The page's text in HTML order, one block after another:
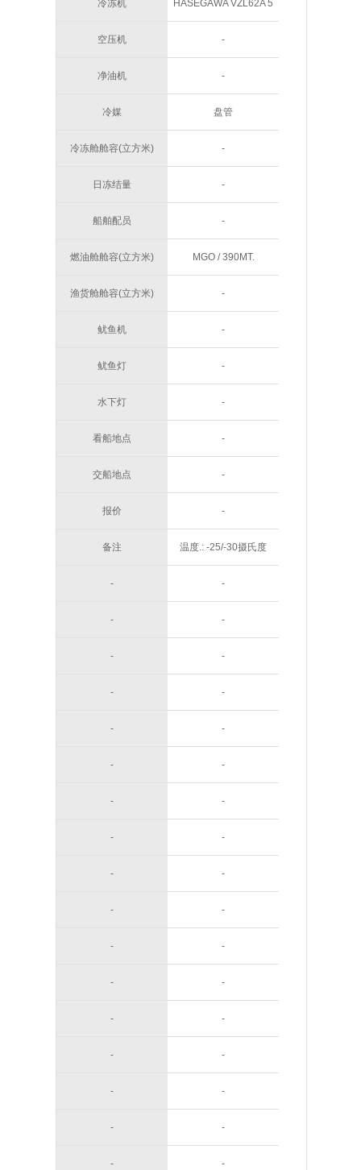
冷冻机 HASEGAWA VZL62A 5
台
空压机 -
净油机 -
冷媒 盘管
冷冻舱舱容(立方米) -
日冻结量 -
船舶配员 -
燃油舱舱容(立方米) MGO / 390MT.
渔货舱舱容(立方米) -
鱿鱼机 -
鱿鱼灯 -
水下灯 -
看船地点 -
交船地点 -
报价 -
备注 温度.: -25/-30摄氏度
- -
- -
- -
- -
- -
- -
- -
- -
- -
- -
- -
- -
- -
- -
- -
- -
- -